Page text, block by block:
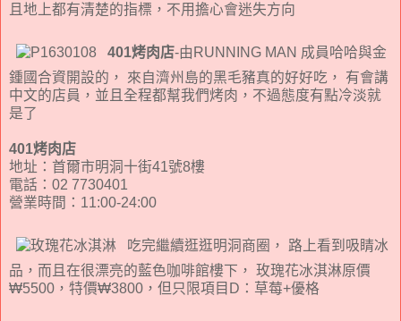
且地上都有清楚的指標，不用擔心會迷失方向
401烤肉店-由RUNNING MAN 成員哈哈與金
鍾國合資開設的， 來自濟州島的黑毛豬真的好好吃， 有會講
中文的店員，並且全程都幫我們烤肉，不過態度有點冷淡就
是了
401烤肉店
地址：首爾市明洞十街41號8樓
電話：02 7730401
營業時間：11:00-24:00
吃完繼續逛逛明洞商圈， 路上看到吸睛冰
品，而且在很漂亮的藍色咖啡館樓下， 玫瑰花冰淇淋原價
₩5500，特價₩3800，但只限項目D：草莓+優格